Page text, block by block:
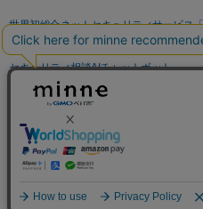
世界初総合ネットセキュリティサービス
パスワード漏洩診断
Webサイトリス
セキュリティ相談AIチャットボット
実在証明・盗聴対策
サイバー攻撃対策（GMO Flatt Security）
セキュリティ事業の軌跡